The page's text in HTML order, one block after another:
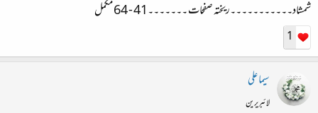
شمشاد۔۔۔۔۔۔۔۔۔۔۔ریختہ صفحات ۔۔۔۔۔۔۔41 - 64
مکمل
1
سیما علی
لائبریرین